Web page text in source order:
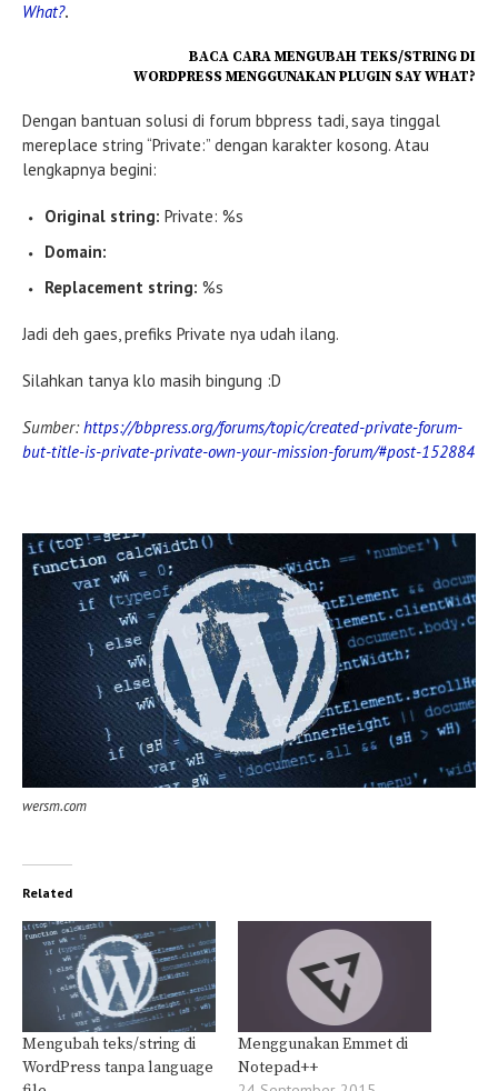
What?.
BACA CARA MENGUBAH TEKS/STRING DI
WORDPRESS MENGGUNAKAN PLUGIN SAY WHAT?
Dengan bantuan solusi di forum bbpress tadi, saya tinggal
mereplace string “Private:” dengan karakter kosong. Atau
lengkapnya begini:
Original string: Private: %s
Domain:
Replacement string: %s
Jadi deh gaes, prefiks Private nya udah ilang.
Silahkan tanya klo masih bingung :D
Sumber:https://bbpress.org/forums/topic/created-private-forum-
but-title-is-private-private-own-your-mission-forum/#post-152884
wersm.com
Related
Mengubah teks/string di
WordPress tanpa language
Menggunakan Emmet di
Notepad++